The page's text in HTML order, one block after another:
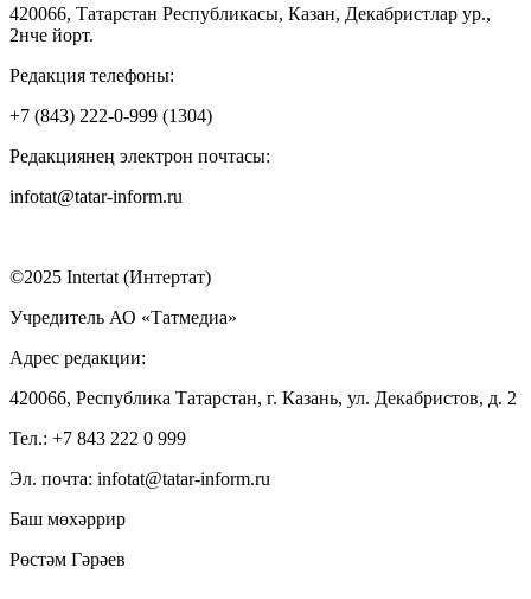
420066, Татарстан Республикасы, Казан, Декабристлар ур.,
2нче йорт.
Редакция телефоны:
+7 (843) 222-0-999 (1304)
Редакциянең электрон почтасы:
infotat@tatar-inform.ru
©2025 Intertat (Интертат)
Учредитель АО «Татмедиа»
Адрес редакции:
420066, Республика Татарстан, г. Казань, ул. Декабристов, д. 2
Тел.: +7 843 222 0 999
Эл. почта: infotat@tatar-inform.ru
Баш мөхәррир
Рөстәм Гәрәев